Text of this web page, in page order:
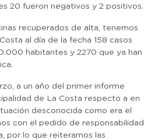
20 fueron negativos y 2 positivos.
recuperados de alta, tenemos
al día de la fecha 158 casos
habitantes y 2270 que ya han
a un año del primer informe
de La Costa respecto a en
desconocida como era el
con el pedido de responsabilidad
por lo que reiteramos las